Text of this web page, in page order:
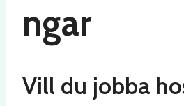
ngar
Vill du jobba